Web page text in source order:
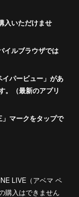
入いただけませ
イルブラウザでは
パービュー」があ
。（最新のアプリ
マークをタップで
LIVE（アベマ ペ
入はできません